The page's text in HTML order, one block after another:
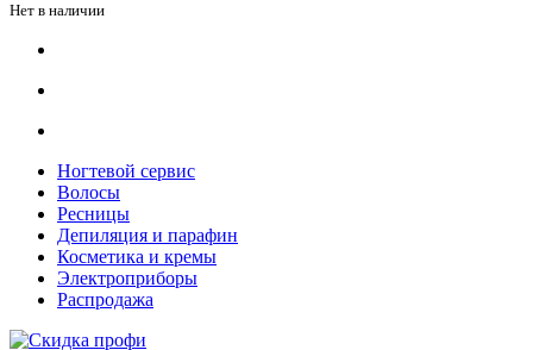
Нет в наличии
Ногтевой сервис
Волосы
Ресницы
Депиляция и парафин
Косметика и кремы
Электроприборы
Распродажа